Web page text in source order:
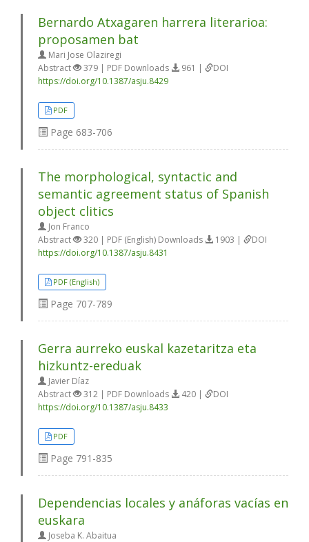
Bernardo Atxagaren harrera literarioa:
proposamen bat
Mari Jose Olaziregi
Abstract
379 | PDF Downloads 961 |
DOI
https://doi.org/10.1387/asju.8429
PDF
Page 683-706
The morphological, syntactic and
semantic agreement status of Spanish
object clitics
Jon Franco
Abstract
320 | PDF (English) Downloads 1903 |
DOI
https://doi.org/10.1387/asju.8431
PDF (English)
Page 707-789
Gerra aurreko euskal kazetaritza eta
hizkuntz-ereduak
Javier Díaz
Abstract
312 | PDF Downloads 420 |
DOI
https://doi.org/10.1387/asju.8433
PDF
Page 791-835
Dependencias locales y anáforas vacías en
euskara
Joseba K. Abaitua